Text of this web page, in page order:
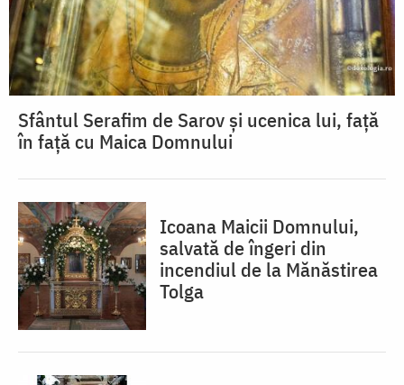
Sfântul Serafim de Sarov și ucenica lui, față
în față cu Maica Domnului
Icoana Maicii Domnului,
salvată de îngeri din
incendiul de la Mănăstirea
Tolga